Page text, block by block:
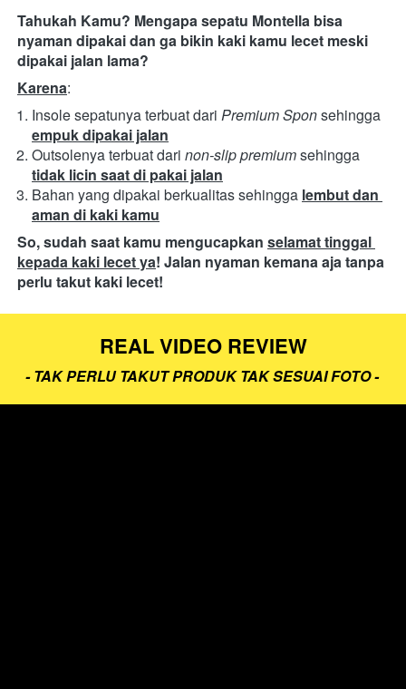
Tahukah Kamu? Mengapa sepatu Montella bisa
nyaman dipakai dan ga bikin kaki kamu lecet meski
dipakai jalan lama?
Karena:
Insole sepatunya terbuat dari Premium Spon
empuk dipakai jalan
Outsolenya terbuat dari non-slip premium
tidak licin saat di pakai jalan
Bahan yang dipakai berkualitassehingga lembut dan
aman di kaki kamu
So, sudah saat kamu mengucapkan selamat tinggal
kepada kaki lecet ya! Jalan nyaman kemana aja tanpa
perlu takut kaki lecet!
REAL VIDEO REVIEW
- TAK PERLU TAKUT PRODUK TAK SESUAI FOTO -